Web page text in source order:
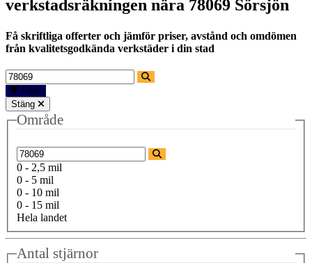
verkstadsräkningen nära 78069 Sörsjön
Få skriftliga offerter och jämför priser, avstånd och omdömen
från kvalitetsgodkända verkstäder i din stad
Filter
Stäng
Område
0 - 2,5 mil
0 - 5 mil
0 - 10 mil
0 - 15 mil
Hela landet
Antal stjärnor